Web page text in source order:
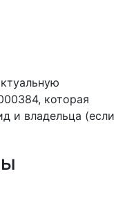
которая
и владельца (если